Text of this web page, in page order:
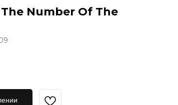
Number Of The